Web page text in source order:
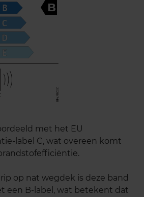
B
met het EU
label C, wat overeen komt
op nat wegdek is deze band
een B-label, wat betekent dat